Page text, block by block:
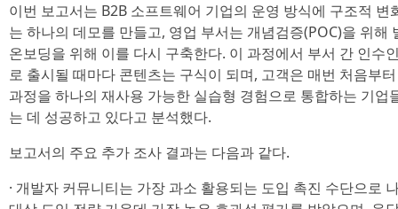
이번 보고서는 B2B 소프트웨어 기업의 운영 방식에 구조적
는 하나의 데모를 만들고, 영업 부서는 개념검증(POC)을 위해
온보딩을 위해 이를 다시 구축한다. 이 과정에서 부서 간 인수
로 출시될 때마다 콘텐츠는 구식이 되며, 고객은 매번 처음부
과정을 하나의 재사용 가능한 실습형 경험으로 통합하는 기
는 데 성공하고 있다고 분석했다.
보고서의 주요 추가 조사 결과는 다음과 같다.
· 개발자 커뮤니티는 가장 과소 활용되는 도입 촉진 수단으로